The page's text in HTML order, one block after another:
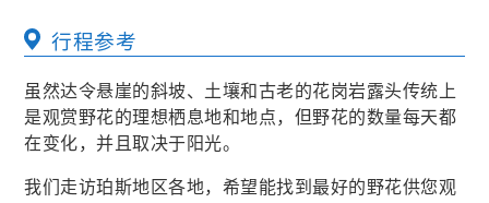
行程参考
虽然达令悬崖的斜坡、土壤和古老的花岗岩露头传统上
是观赏野花的理想栖息地和地点，但野花的数量每天都
在变化，并且取决于阳光。
我们走访珀斯地区各地，希望能找到最好的野花供您观